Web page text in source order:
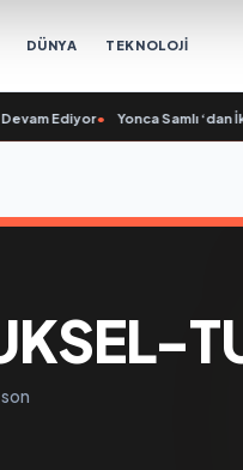
DÜNYA TEKNOLOJİ
Ediyor• Yonca Samlı ‘dan